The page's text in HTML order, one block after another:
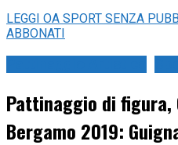
LEGGI OA SPORT SENZA
ABBONATI
Pattinaggio di
Bergamo 2019: